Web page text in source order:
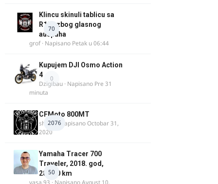
70
Klincu skinuli tablicu sa
R125 zbog glasnog
auspuha
grof· Napisano Petak u 06:44
0
Kupujem DJI Osmo Action
4
Dzigibau · Napisano Pre 31
minuta
2076
CFMoto 800MT
shlem· NapisanoOctobar 31,
2020
50
Yamaha Tracer 700
Traveler, 2018. god,
28.100 km
vasa.93 · NapisanoAvgust 10,